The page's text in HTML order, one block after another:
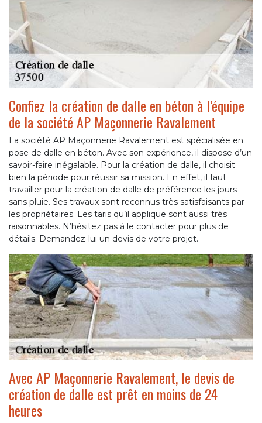
Confiez la création de dalle en béton à l’équipe
de la société AP Maçonnerie Ravalement
La société AP Maçonnerie Ravalement est spécialisée en
pose de dalle en béton. Avec son expérience, il dispose d’un
savoir-faire inégalable. Pour la création de dalle, il choisit
bien la période pour réussir sa mission. En effet, il faut
travailler pour la création de dalle de préférence les jours
sans pluie. Ses travaux sont reconnus très satisfaisants par
les propriétaires. Les taris qu’il applique sont aussi très
raisonnables. N’hésitez pas à le contacter pour plus de
détails. Demandez-lui un devis de votre projet.
Avec AP Maçonnerie Ravalement, le devis de
création de dalle est prêt en moins de 24
heures